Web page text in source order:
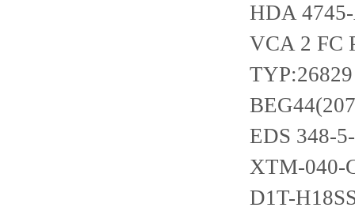
HDA
VCA 2 FC
TYP:26829
EDS 348-
XTM-040-
D1T-